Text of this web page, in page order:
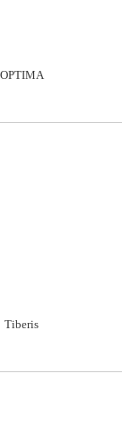
OPTIMA
Tiberis